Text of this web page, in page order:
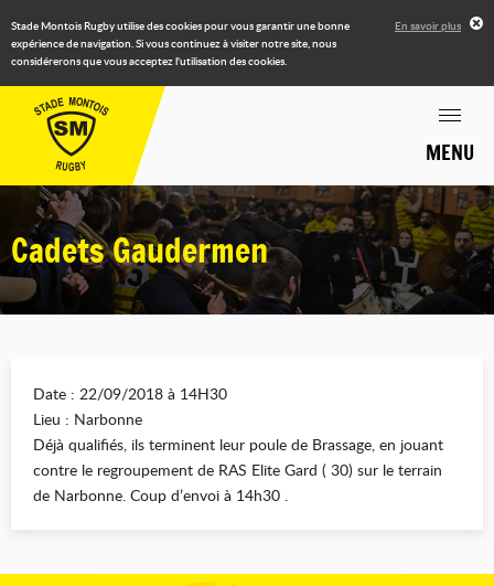
Stade Montois Rugby utilise des cookies pour vous garantir une bonne
expérience de navigation. Si vous continuez à visiter notre site, nous
considérerons que vous acceptez l'utilisation des cookies.
En savoir plus
MENU
Cadets Gaudermen
Date : 22/09/2018 à 14H30
Lieu : Narbonne
Déjà qualifiés, ils terminent leur poule de Brassage, en jouant
contre le regroupement de RAS Elite Gard ( 30) sur le terrain
de Narbonne. Coup d’envoi à 14h30 .